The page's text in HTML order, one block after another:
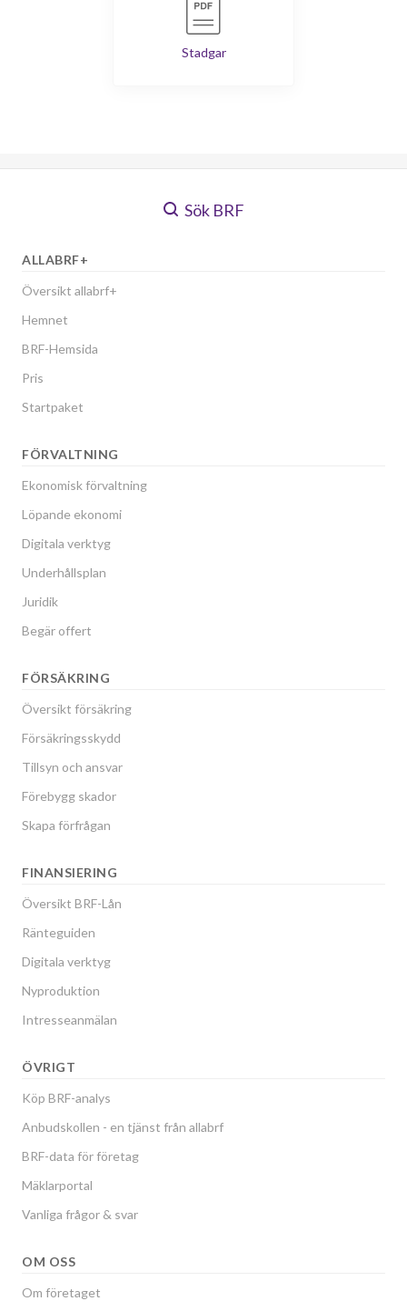
Stadgar
Sök BRF
ALLABRF+
Översikt allabrf+
Hemnet
BRF-Hemsida
Pris
Startpaket
FÖRVALTNING
Ekonomisk förvaltning
Löpande ekonomi
Digitala verktyg
Underhållsplan
Juridik
Begär offert
FÖRSÄKRING
Översikt försäkring
Försäkringsskydd
Tillsyn och ansvar
Förebygg skador
Skapa förfrågan
FINANSIERING
Översikt BRF-Lån
Ränteguiden
Digitala verktyg
Nyproduktion
Intresseanmälan
ÖVRIGT
Köp BRF-analys
Anbudskollen - en tjänst från allabrf
BRF-data för företag
Mäklarportal
Vanliga frågor & svar
OM OSS
Om företaget